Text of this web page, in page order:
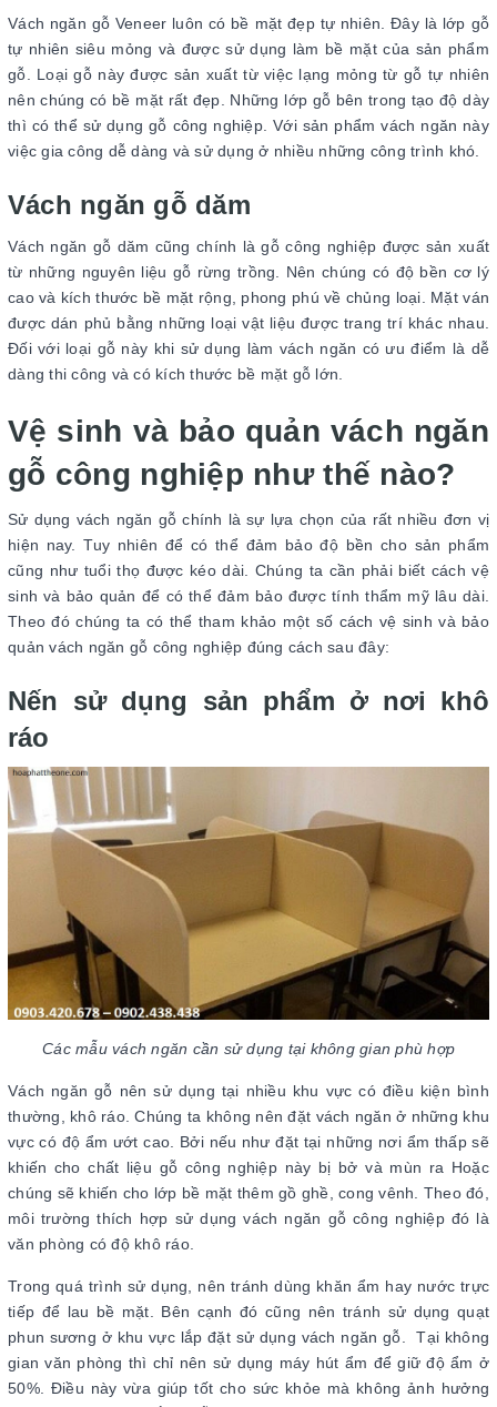
Vách ngăn gỗ Veneer luôn có bề mặt đẹp tự nhiên. Đây là lớp gỗ
tự nhiên siêu mỏng và được sử dụng làm bề mặt của sản phẩm
gỗ. Loại gỗ này được sản xuất từ việc lạng mỏng từ gỗ tự nhiên
nên chúng có bề mặt rất đẹp. Những lớp gỗ bên trong tạo độ dày
thì có thể sử dụng gỗ công nghiệp. Với sản phẩm vách ngăn này
việc gia công dễ dàng và sử dụng ở nhiều những công trình khó.
Vách ngăn gỗ dăm
Vách ngăn gỗ dăm cũng chính là gỗ công nghiệp được sản xuất
từ những nguyên liệu gỗ rừng trồng. Nên chúng có độ bền cơ lý
cao và kích thước bề mặt rộng, phong phú về chủng loại. Mặt ván
được dán phủ bằng những loại vật liệu được trang trí khác nhau.
Đối với loại gỗ này khi sử dụng làm vách ngăn có ưu điểm là dễ
dàng thi công và có kích thước bề mặt gỗ lớn.
Vệ sinh và bảo quản vách ngăn
gỗ công nghiệp như thế nào?
Sử dụng vách ngăn gỗ chính là sự lựa chọn của rất nhiều đơn vị
hiện nay. Tuy nhiên để có thể đảm bảo độ bền cho sản phẩm
cũng như tuổi thọ được kéo dài. Chúng ta cần phải biết cách vệ
sinh và bảo quản để có thể đảm bảo được tính thẩm mỹ lâu dài.
Theo đó chúng ta có thể tham khảo một số cách vệ sinh và bảo
quản vách ngăn gỗ công nghiệp đúng cách sau đây:
Nến sử dụng sản phẩm ở nơi khô
ráo
Các mẫu vách ngăn cần sử dụng tại không gian phù hợp
Vách ngăn gỗ nên sử dụng tại nhiều khu vực có điều kiện bình
thường, khô ráo. Chúng ta không nên đặt vách ngăn ở những khu
vực có độ ẩm ướt cao. Bởi nếu như đặt tại những nơi ẩm thấp sẽ
khiến cho chất liệu gỗ công nghiệp này bị bở và mùn ra Hoặc
chúng sẽ khiến cho lớp bề mặt thêm gồ ghề, cong vênh. Theo đó,
môi trường thích hợp sử dụng vách ngăn gỗ công nghiệp đó là
văn phòng có độ khô ráo.
Trong quá trình sử dụng, nên tránh dùng khăn ẩm hay nước trực
tiếp để lau bề mặt. Bên cạnh đó cũng nên tránh sử dụng quạt
phun sương ở khu vực lắp đặt sử dụng vách ngăn gỗ. Tại không
gian văn phòng thì chỉ nên sử dụng máy hút ẩm để giữ độ ẩm ở
50%. Điều này vừa giúp tốt cho sức khỏe mà không ảnh hưởng